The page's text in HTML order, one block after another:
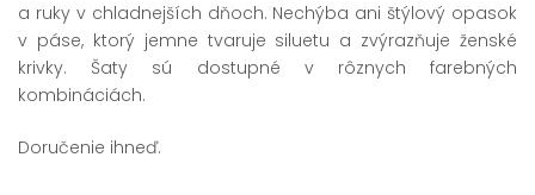
a ruky v chladnejších dňoch. Nechýba ani štýlový opasok
v páse, ktorý jemne tvaruje siluetu a zvýrazňuje ženské
krivky. Šaty sú dostupné v rôznych farebných
kombináciách.
Doručenie ihneď.